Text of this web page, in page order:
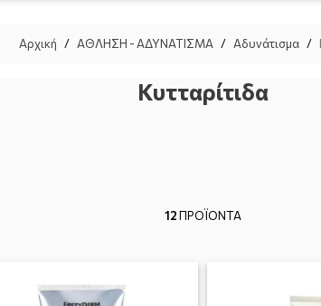
Αρχική / ΑΘΛΗΣΗ - ΑΔΥΝΑΤΙΣΜΑ / Αδυνάτισμα /
Κυτταρίτιδα
12ΠΡΟΪΟΝΤΑ